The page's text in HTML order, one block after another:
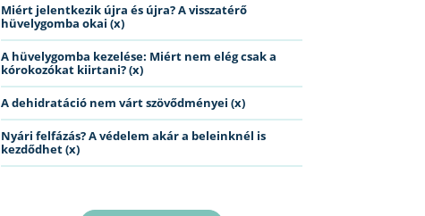
Miért jelentkezik újra és újra? A visszatérő
hüvelygomba okai (x)
A hüvelygomba kezelése: Miért nem elég csak a
kórokozókat kiirtani? (x)
A dehidratáció nem várt szövődményei (x)
Nyári felfázás? A védelem akár a beleinknél is
kezdődhet (x)